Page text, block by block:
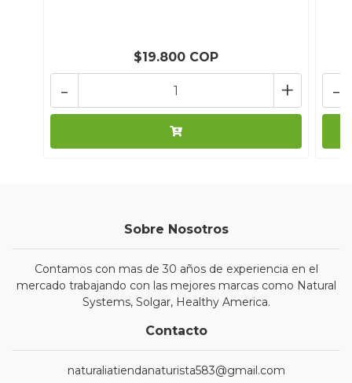
$19.800 COP
+
- -
Sobre Nosotros
Contamos con mas de 30 años de experiencia en el
mercado trabajando con las mejores marcas como Natural
Systems, Solgar, Healthy America.
Contacto
naturaliatiendanaturista583@gmail.com